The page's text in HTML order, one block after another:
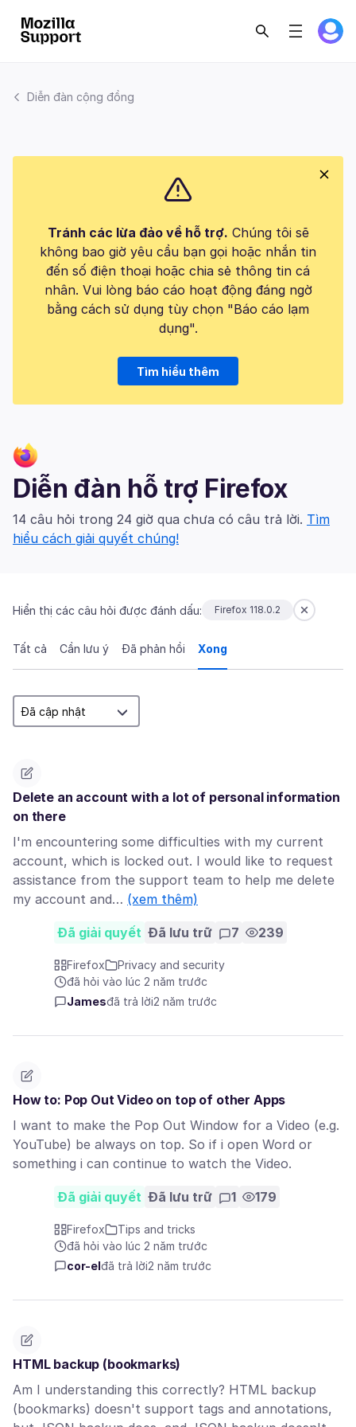
Diễn đàn cộng đồng
Tránh các lừa đảo về hỗ trợ. Chúng tôi sẽ
không bao giờ yêu cầu bạn gọi hoặc nhắn tin
đến số điện thoại hoặc chia sẻ thông tin cá
nhân. Vui lòng báo cáo hoạt động đáng ngờ
bằng cách sử dụng tùy chọn "Báo cáo lạm
dụng".
Tìm hiểu thêm
Diễn đàn hỗ trợ Firefox
14 câu hỏi trong 24 giờ qua chưa có câu trả lời. Tìm
hiểu cách giải quyết chúng!
Hiển thị các câu hỏi được đánh dấu: Firefox 118.0.2
Tất cả Cần lưu ý Đã phản hồi Xong
Delete an account with a lot of personal information
on there
I'm encountering some difficulties with my current
account, which is locked out. I would like to request
assistance from the support team to help me delete
my account and… (xem thêm)
Đã giải quyết Đã lưu trữ 7 239
Firefox
Privacy and security
đã hỏi vào lúc 2 năm trước
Jamesđã trả lời2 năm trước
How to: Pop Out Video on top of other Apps
I want to make the Pop Out Window for a Video (e.g.
YouTube) be always on top. So if i open Word or
something i can continue to watch the Video.
Đã giải quyết Đã lưu trữ 1 179
Firefox
Tips and tricks
đã hỏi vào lúc 2 năm trước
cor-el đã trả lời2 năm trước
HTML backup (bookmarks)
Am I understanding this correctly? HTML backup
(bookmarks) doesn't support tags and annotations,